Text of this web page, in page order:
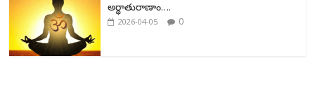
అర్థాతురాణాం….
2026-04-05 0